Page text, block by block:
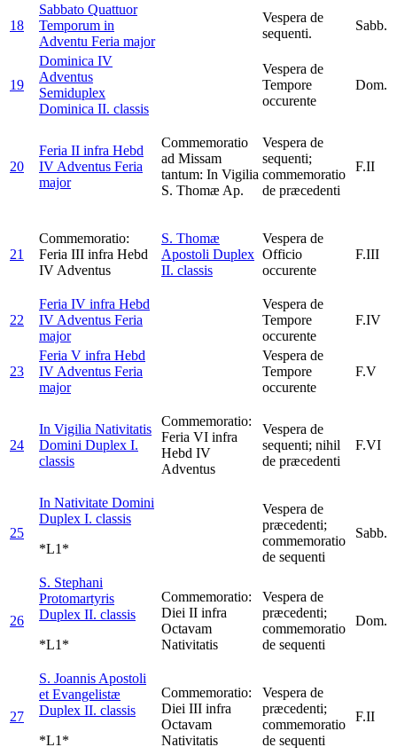
18
Sabbato Quattuor
Temporum in
Adventu Feria major
Vespera de
sequenti.
Sabb.
19
Dominica IV
Adventus
Semiduplex
Dominica II. classis
Vespera de
Tempore
occurente
Dom.
20
Feria II infra Hebd
IV Adventus Feria
major
Commemoratio
ad Missam
tantum: In Vigilia
S. Thomæ Ap.
Vespera de
sequenti;
commemoratio
de præcedenti
F.II
21
Commemoratio:
Feria III infra Hebd
IV Adventus
S. Thomæ
Apostoli Duplex
II. classis
Vespera de
Officio
occurente
F.III
22
Feria IV infra Hebd
IV Adventus Feria
major
Vespera de
Tempore
occurente
F.IV
23
Feria V infra Hebd
IV Adventus Feria
major
Vespera de
Tempore
occurente
F.V
24
In Vigilia Nativitatis
Domini Duplex I.
classis
Commemoratio:
Feria VI infra
Hebd IV
Adventus
Vespera de
sequenti; nihil
de præcedenti
F.VI
25
In Nativitate Domini
Duplex I. classis
*L1*
Vespera de
præcedenti;
commemoratio
de sequenti
Sabb.
26
S. Stephani
Protomartyris
Duplex II. classis
*L1*
Commemoratio:
Diei II infra
Octavam
Nativitatis
Vespera de
præcedenti;
commemoratio
de sequenti
Dom.
27
S. Joannis Apostoli
et Evangelistæ
Duplex II. classis
*L1*
Commemoratio:
Diei III infra
Octavam
Nativitatis
Vespera de
præcedenti;
commemoratio
de sequenti
F.II